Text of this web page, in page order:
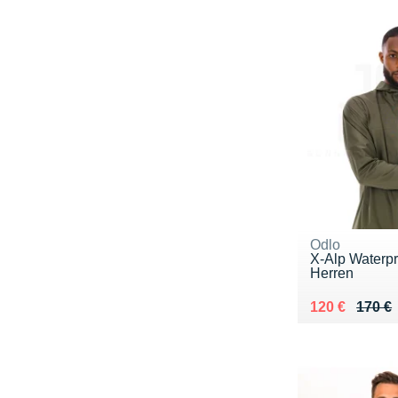
Odlo
X-Alp
Herren
170 €
Au lieu de
120 €
Vendu 120 €